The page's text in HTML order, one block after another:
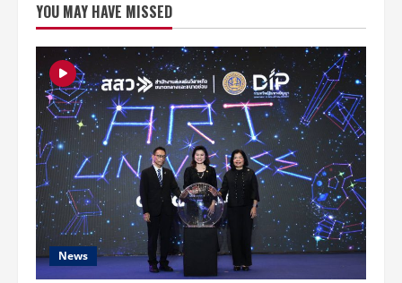
ยักษ์
ใหญ่
ระดับ
ชาติ
“โฟร์
วัน
วัน-
ไลฟ์
เนชั่น-
วาย
จี”
โดด
จับ
มือ
จัด
2
คอนเสิร์ต
เต็ม
รูป
แบบ
“ไอคอน-
วินเนอร์”
YOU MAY HAVE MISSED
News